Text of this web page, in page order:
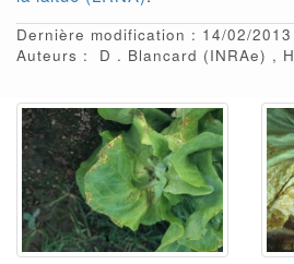
Dernière modification : 14/02/2013
Auteurs :
D Blancard (INRAe) H